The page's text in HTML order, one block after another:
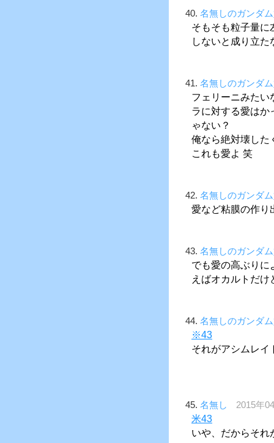
40. 名無しのガンダ
そもそも粒子量に
しないと成り立た
41. 名無しのガンダ
フェリーニみたい
ラに対する愛はか
ゃない？
俺なら絶対壊し
これも愛よ 笑
42. 名無しのガンダ
愛など粘膜の作
43. 名無しのガンダ
でも愛の高ぶりに
えばオカルトだ
44. 名無しのガンダ
※43
それがアシムレイ
45. 名無し 2015年
米43
いや、だからそれ